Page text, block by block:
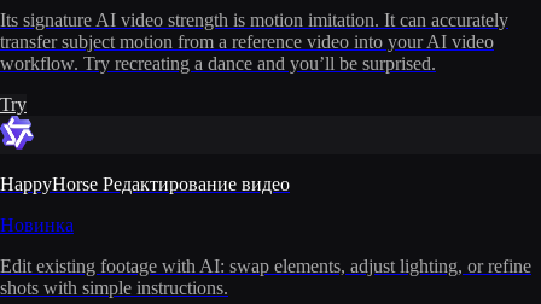
Its signature AI video strength is motion imitation. It can accurately
transfer subject motion from a reference video into your AI video
workflow. Try recreating a dance and you’ll be surprised.
Try
HappyHorse Редактирование видео
Новинка
Edit existing footage with AI: swap elements, adjust lighting, or refine
shots with simple instructions.